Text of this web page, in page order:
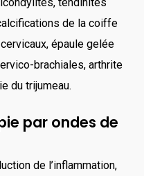
de la coiffe
épaule gelée
brachiales, arthrite
du trijumeau.
par ondes de
de l’inflammation,